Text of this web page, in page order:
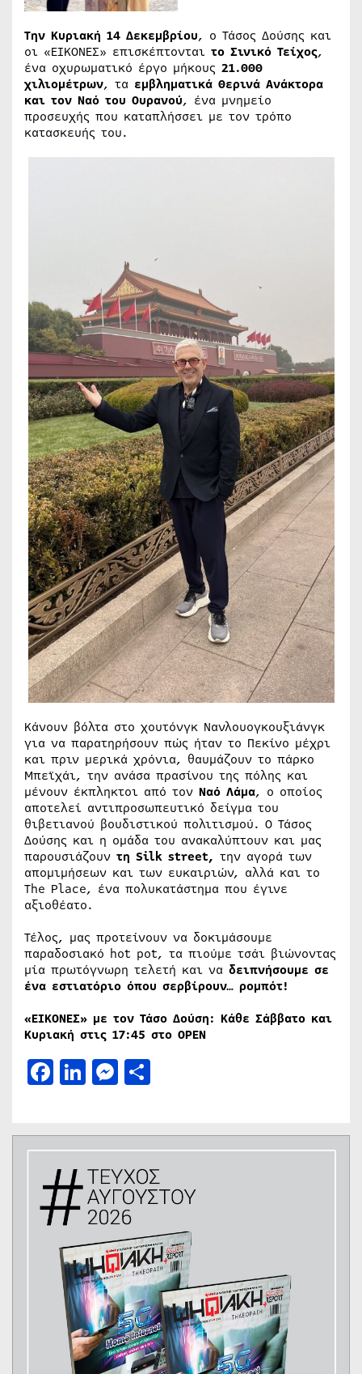
Την Κυριακή 14 Δεκεμβρίου, ο Τάσος Δούσης και
οι «ΕΙΚΟΝΕΣ» επισκέπτονται το Σινικό Τείχος,
ένα οχυρωματικό έργο μήκους 21.000
χιλιομέτρων, τα εμβληματικά Θερινά Ανάκτορα
και τον Ναό του Ουρανού, ένα μνημείο
προσευχής που καταπλήσσει με τον τρόπο
κατασκευής του.
Κάνουν βόλτα στο χουτόνγκ Νανλουογκουξιάνγκ
για να παρατηρήσουν πώς ήταν το Πεκίνο μέχρι
και πριν μερικά χρόνια, θαυμάζουν το πάρκο
Μπεϊχάι, την ανάσα πρασίνου της πόλης και
μένουν έκπληκτοι από τον Ναό Λάμα, ο οποίος
αποτελεί αντιπροσωπευτικό δείγμα του
θιβετιανού βουδιστικού πολιτισμού. Ο Τάσος
Δούσης και η ομάδα του ανακαλύπτουν και μας
παρουσιάζουν τη Silk street, την αγορά των
απομιμήσεων και των ευκαιριών, αλλά και το
The Place, ένα πολυκατάστημα που έγινε
αξιοθέατο.
Τέλος, μας προτείνουν να δοκιμάσουμε
παραδοσιακό hot pot, τα πιούμε τσάι βιώνοντας
μία πρωτόγνωρη τελετή και να δειπνήσουμε σε
ένα εστιατόριο όπου σερβίρουν… ρομπότ!
«ΕΙΚΟΝΕΣ» με τον Τάσο Δούση: Κάθε Σάββατο και
Κυριακή στις 17:45 στο OPEN
Facebook
LinkedIn
Messenger